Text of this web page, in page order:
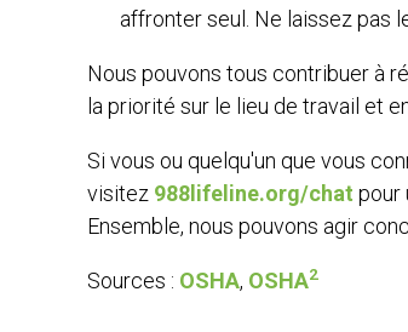
affronter seul. Ne laissez pas
Nous pouvons tous contribuer à
la priorité sur le lieu de travail et
Si vous ou quelqu'un que vous
visitez 988lifeline.org/chat pour
Ensemble, nous pouvons agir
Sources : OSHA, OSHA2